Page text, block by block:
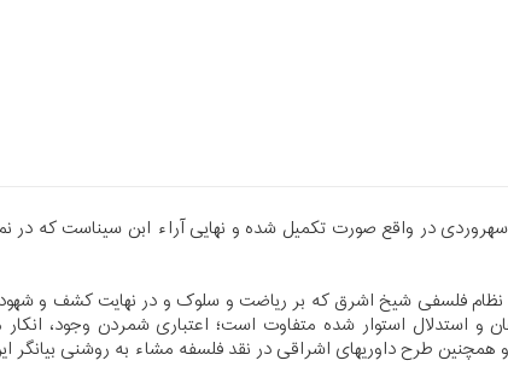
در واقع صورت تکمیل شده و نهایی آراء ابن سیناست که در
نظام فلسفی شیخ اشرق که بر ریاضت و سلوک و در نهایت کشف و
و استدلال استوار شده متفاوت است؛ اعتباری شمردن وجود،
طرح داوریهای اشراقی در نقد فلسفه مشاء به روشنی بیانگر